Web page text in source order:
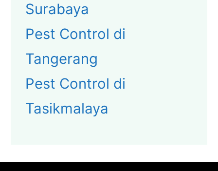
Surabaya
Pest Control di
Tangerang
Pest Control di
Tasikmalaya